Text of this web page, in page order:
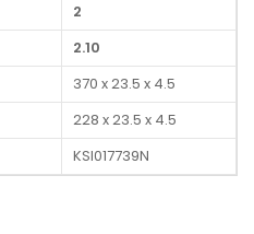
2
2.10
370 x 23.5 x 4.5
228 x 23.5 x 4.5
KSI017739N